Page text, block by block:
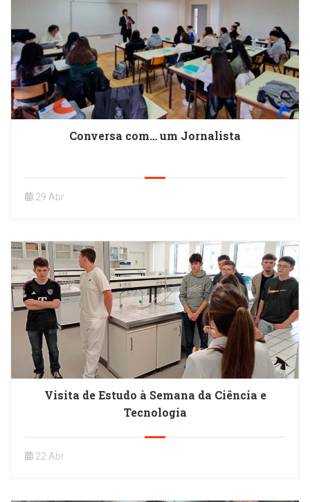
Conversa com… um Jornalista
29 Abr
Visita de Estudo à Semana da Ciência e
Tecnologia
22 Abr